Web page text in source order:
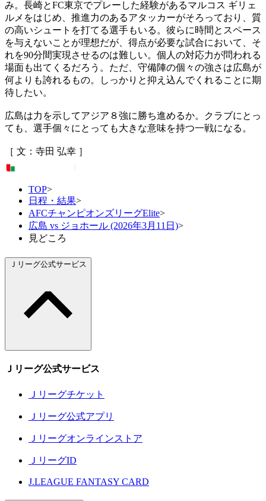
み。長崎とFC東京でプレーした経験があるマルコス ギリェ
ルメをはじめ、推進力のあるアタッカーがそろっており、質
の高いシュートを打てる選手もいる。彼らに時間とスペース
を与えないことが理想だが、得点が必要な試合において、そ
れを90分間実現させるのは難しい。個人の対応力が問われる
場面も出てくるだろう。ただ、守備陣の個々の強さは広島が
何よりも誇れるもの。しっかりと抑え込んでくれることに期
待したい。
広島は力を示してアジア８強に勝ち進めるか。クラブにとっ
ても、選手個々にとっても大きな意味を持つ一戦になる。
［ 文：寺田 弘幸 ］
TOP>
日程・結果>
AFCチャンピオンズリーグElite>
広島 vs ジョホール (2026年3月11日)>
見どころ
Ｊリーグ公式サービス
Ｊリーグ公式サービス
Ｊリーグチケット
Ｊリーグ公式アプリ
Ｊリーグオンラインストア
ＪリーグID
J.LEAGUE FANTASY CARD